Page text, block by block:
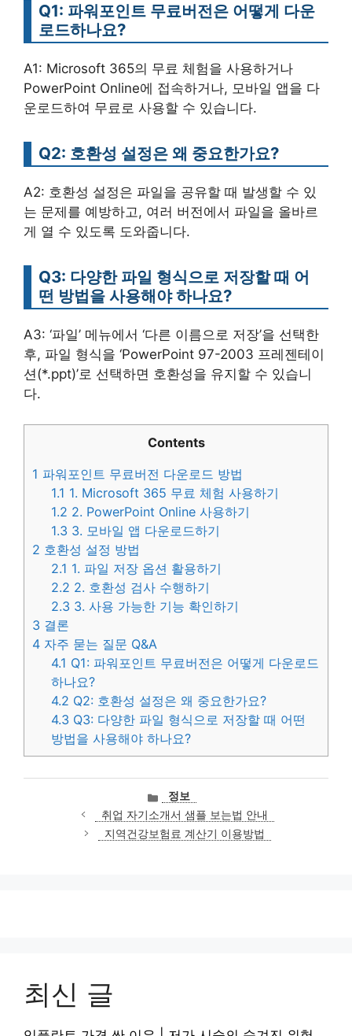
Q1: 파워포인트 무료버전은 어떻게 다운
로드하나요?
A1: Microsoft 365의 무료 체험을 사용하거나
PowerPoint Online에 접속하거나, 모바일 앱을 다
운로드하여 무료로 사용할 수 있습니다.
Q2: 호환성 설정은 왜 중요한가요?
A2: 호환성 설정은 파일을 공유할 때 발생할 수 있
는 문제를 예방하고, 여러 버전에서 파일을 올바르
게 열 수 있도록 도와줍니다.
Q3: 다양한 파일 형식으로 저장할 때 어
떤 방법을 사용해야 하나요?
A3: ‘파일’ 메뉴에서 ‘다른 이름으로 저장’을 선택한
후, 파일 형식을 ‘PowerPoint 97-2003 프레젠테이
션(*.ppt)’로 선택하면 호환성을 유지할 수 있습니
다.
Contents
1 파워포인트 무료버전 다운로드 방법
1.1 1. Microsoft 365 무료 체험 사용하기
1.2 2. PowerPoint Online 사용하기
1.3 3. 모바일 앱 다운로드하기
2 호환성 설정 방법
2.1 1. 파일 저장 옵션 활용하기
2.2 2. 호환성 검사 수행하기
2.3 3. 사용 가능한 기능 확인하기
3 결론
4 자주 묻는 질문 Q&A
4.1 Q1: 파워포인트 무료버전은 어떻게 다운로드
하나요?
4.2 Q2: 호환성 설정은 왜 중요한가요?
4.3 Q3: 다양한 파일 형식으로 저장할 때 어떤
방법을 사용해야 하나요?
카
테
고
리
정보
취업 자기소개서 샘플 보는법 안내
지역건강보험료 계산기 이용방법
최신 글